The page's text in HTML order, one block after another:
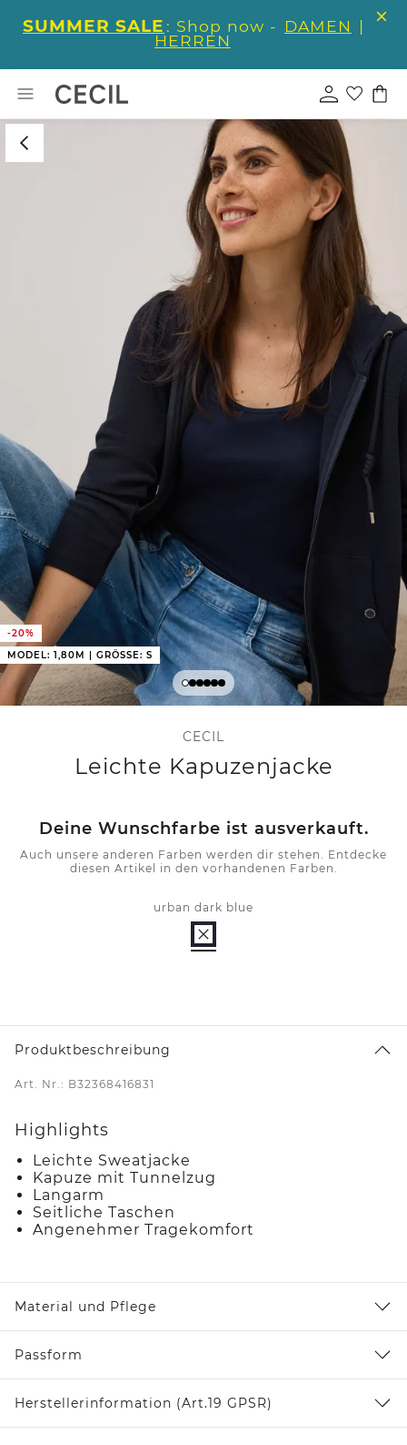
SUMMER SALE : Shop now - DAMEN |
HERREN
-20%
MODEL: 1,80M | GRÖSSE: S
CECIL
Leichte Kapuzenjacke
Deine Wunschfarbe ist ausverkauft.
Auch unsere anderen Farben werden dir stehen. Entdecke
diesen Artikel in den vorhandenen Farben.
urban dark blue
Produktbeschreibung
Art. Nr.: B32368416831
Highlights
Leichte Sweatjacke
Kapuze mit Tunnelzug
Langarm
Seitliche Taschen
Angenehmer Tragekomfort
Material und Pflege
Passform
Herstellerinformation (Art.19 GPSR)